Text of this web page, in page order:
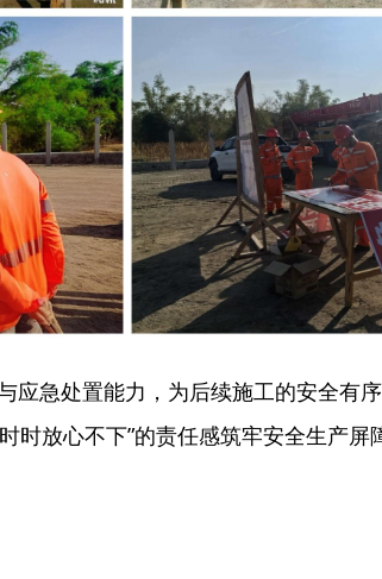
应急处置能力，为后续施工的安全有
放心不下”的责任感筑牢安全生产屏